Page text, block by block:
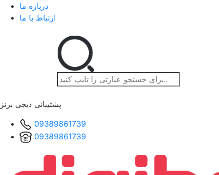
درباره ما
ارتباط با ما
پشتیبانی دیجی برنز
09389861739
09389861739